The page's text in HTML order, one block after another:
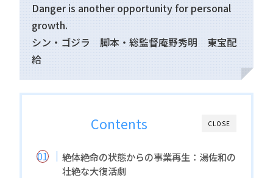
Danger is another opportunity for personal
growth.
シン・ゴジラ 脚本・総監督庵野秀明 東宝配
給
CLOSE
Contents
絶体絶命の状態からの事業再生：湯佐和の
壮絶な大復活劇